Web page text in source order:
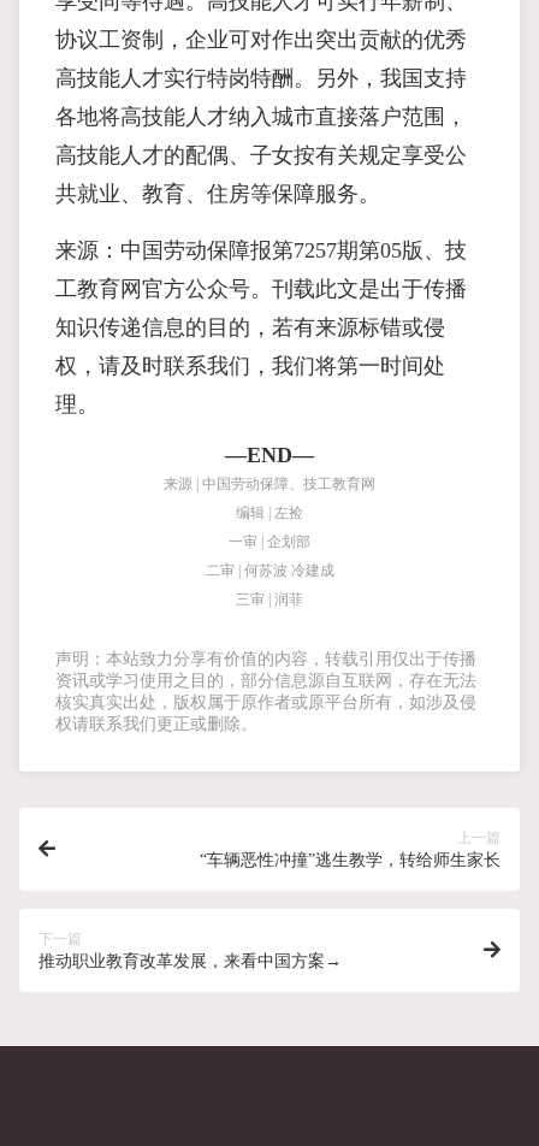
协议工资制，企业可对作出突出贡献的优秀
高技能人才实行特岗特酬。另外，我国支持
各地将高技能人才纳入城市直接落户范围，
高技能人才的配偶、子女按有关规定享受公
共就业、教育、住房等保障服务。
来源：中国劳动保障报第7257期第05版、技
工教育网官方公众号。刊载此文是出于传播
知识传递信息的目的，若有来源标错或侵
权，请及时联系我们，我们将第一时间处
理。
—END—
来源 | 中国劳动保障、技工教育网
编辑 | 左捡
一审 | 企划部
二审 | 何苏波 冷建成
三审 | 润菲
声明：本站致力分享有价值的内容，转载引用仅出于传播
资讯或学习使用之目的，部分信息源自互联网，存在无法
核实真实出处，版权属于原作者或原平台所有，如涉及侵
权请联系我们更正或删除。
上一篇
“车辆恶性冲撞”逃生教学，转给师生家长
下一篇
推动职业教育改革发展，来看中国方案→